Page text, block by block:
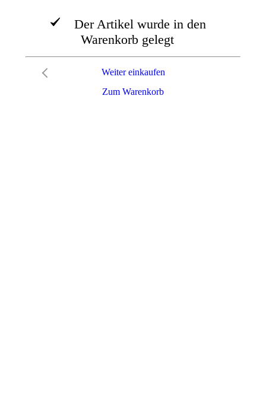
Der Artikel wurde in den
Warenkorb gelegt
Zum Warenkorb
Weiter einkaufen